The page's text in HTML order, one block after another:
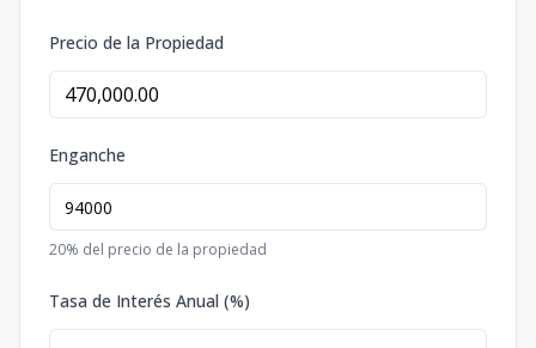
Precio de la Propiedad
Enganche
20% del precio de la propiedad
Tasa de Interés Anual (%)